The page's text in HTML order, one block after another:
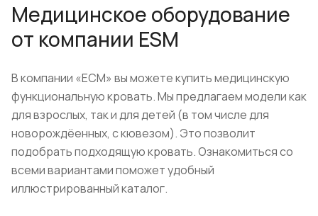
Медицинское оборудование
от компании ESM
В компании «ЕСМ» вы можете купить медицинскую
функциональную кровать. Мы предлагаем модели как
для взрослых, так и для детей (в том числе для
новорождёенных, с кювезом). Это позволит
подобрать подходящую кровать. Ознакомиться со
всеми вариантами поможет удобный
иллюстрированный каталог.